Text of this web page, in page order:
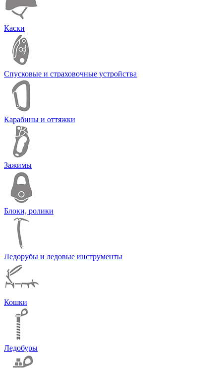
Каски
Спусковые и страховочные устройства
Карабины и оттяжки
Зажимы
Блоки, ролики
Ледорубы и ледовые инструменты
Кошки
Ледобуры